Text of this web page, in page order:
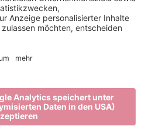
Förderungen